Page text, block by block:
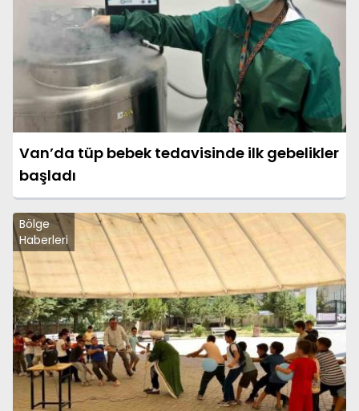
Van’da tüp bebek tedavisinde ilk gebelikler
başladı
Bölge
Haberleri